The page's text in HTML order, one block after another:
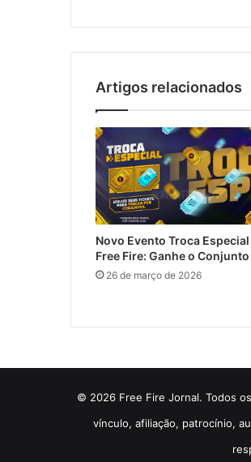
Artigos relacionados
Novo Evento Troca
Free Fire: Ganhe o Conjunto
26 de março de 2026
© 2026 Free Fire Jornal. Todos
vínculo, afiliação, patrocínio,